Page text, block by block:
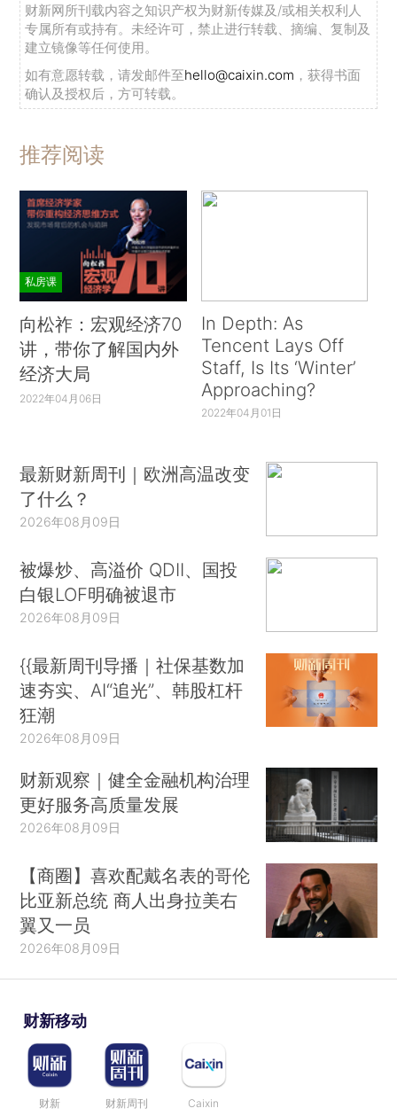
财新网所刊载内容之知识产权为财新传媒及/或相关权利人
专属所有或持有。未经许可，禁止进行转载、摘编、复制及
建立镜像等任何使用。
如有意愿转载，请发邮件至hello@caixin.com ，获得书面
确认及授权后，方可转载。
推荐阅读
私房课
向松祚：宏观经济70
讲，带你了解国内外
经济大局
2022年04月06日
In Depth: As
Tencent Lays Off
Staff, Is Its ‘Winter’
Approaching?
2022年04月01日
最新财新周刊｜欧洲高温改变
了什么？
2026年08月09日
被爆炒、高溢价 QDII、国投
白银LOF明确被退市
2026年08月09日
{{最新周刊导播｜社保基数加
速夯实、AI“追光”、韩股杠杆
狂潮
2026年08月09日
财新观察｜健全金融机构治理
更好服务高质量发展
2026年08月09日
【商圈】喜欢配戴名表的哥伦
比亚新总统 商人出身拉美右
翼又一员
2026年08月09日
财新移动
财新 财新周刊 Caixin